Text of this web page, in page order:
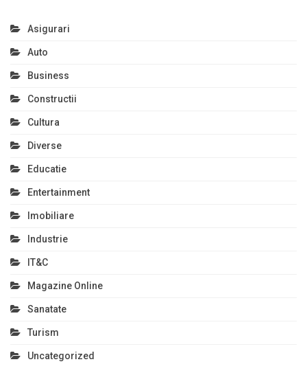
Asigurari
Auto
Business
Constructii
Cultura
Diverse
Educatie
Entertainment
Imobiliare
Industrie
IT&C
Magazine Online
Sanatate
Turism
Uncategorized